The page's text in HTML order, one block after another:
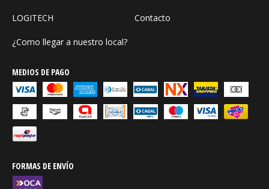
LOGITECH Contacto
¿Como llegar a nuestro local?
MEDIOS DE PAGO
FORMAS DE ENVÍO